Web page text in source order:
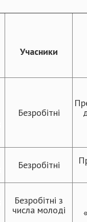
Учасники
Безробітні
Безробітні
Безробітні з
числа молоді